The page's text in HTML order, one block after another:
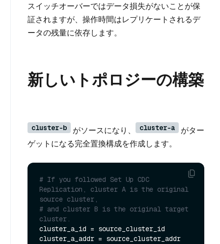
スイッチオーバーではデータ損失がないことが保
証されますが、操作時間はレプリケートされるデ
ータの残量に依存します。
新しいトポロジーの構築
cluster-b がソースになり、 cluster-a
がター
ゲットになる完全置換構成を作成します。
# If you followed Set Up CDC
Replication, cluster A is the original
source cluster,
# and cluster B is the original target
cluster.
cluster_a_id = source_cluster_id
cluster_a_addr = source_cluster_addr